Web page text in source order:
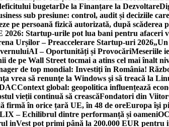
bugetarDe la Finanțare la Dezvoltare
sub presiune: control, audit și deciziile
pe persoană fizică autorizată, după
2026: Startup-urile pot lua bani pentru afaceri
Urșilor – Preaccelerare Startup-uri 2026
AI – Oportunități și ProvocăriMeseriile
de pe Wall Street tocmai a atins cel mai înalt
de top mondial: Investiți în România!
vrea să renunţe la Windows şi să treacă la
Context global: geopolitica influențează
vieții continuă să creascăFondatori din Viitor
firmă în orice țară UE, în 48 de oreEuropa îşi
– Echilibrul dintre performanță și oameni
inVest pot primi până la 200.000 EUR